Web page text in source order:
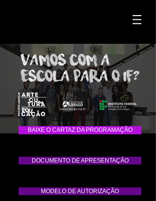
BAIXE O CARTAZ DA PROGRAMAÇÃO
DOCUMENTO DE APRESENTAÇÃO
MODELO DE AUTORIZAÇÃO